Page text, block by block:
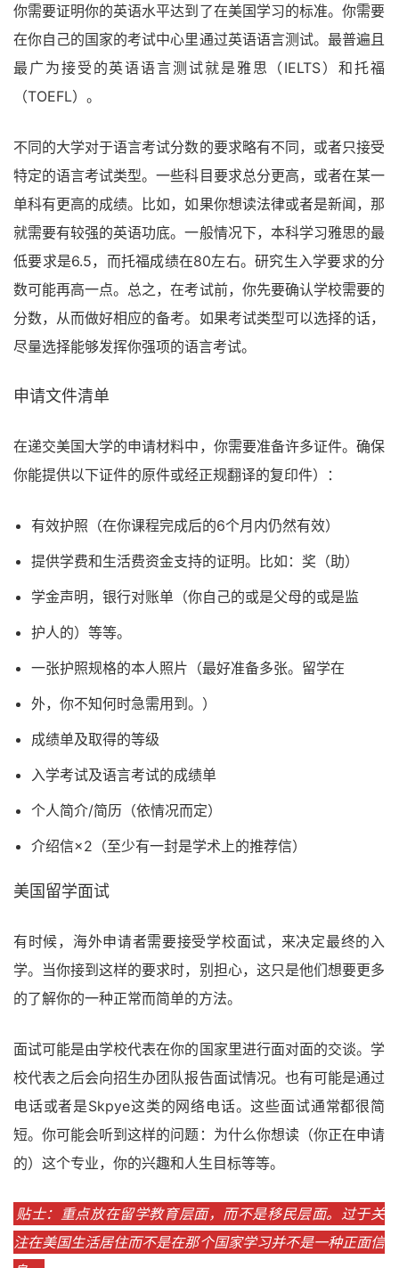
你需要证明你的英语水平达到了在美国学习的标准。你需要
在你自己的国家的考试中心里通过英语语言测试。最普遍且
最广为接受的英语语言测试就是雅思（IELTS）和托福
（TOEFL）。
不同的大学对于语言考试分数的要求略有不同，或者只接受
特定的语言考试类型。一些科目要求总分更高，或者在某一
单科有更高的成绩。比如，如果你想读法律或者是新闻，那
就需要有较强的英语功底。一般情况下，本科学习雅思的最
低要求是6.5，而托福成绩在80左右。研究生入学要求的分
数可能再高一点。总之，在考试前，你先要确认学校需要的
分数，从而做好相应的备考。如果考试类型可以选择的话，
尽量选择能够发挥你强项的语言考试。
申请文件清单
在递交美国大学的申请材料中，你需要准备许多证件。确保
你能提供以下证件的原件或经正规翻译的复印件）：
有效护照（在你课程完成后的6个月内仍然有效）
提供学费和生活费资金支持的证明。比如：奖（助）
学金声明，银行对账单（你自己的或是父母的或是监
护人的）等等。
一张护照规格的本人照片（最好准备多张。留学在
外，你不知何时急需用到。）
成绩单及取得的等级
入学考试及语言考试的成绩单
个人简介/简历（依情况而定）
介绍信×2（至少有一封是学术上的推荐信）
美国留学面试
有时候，海外申请者需要接受学校面试，来决定最终的入
学。当你接到这样的要求时，别担心，这只是他们想要更多
的了解你的一种正常而简单的方法。
面试可能是由学校代表在你的国家里进行面对面的交谈。学
校代表之后会向招生办团队报告面试情况。也有可能是通过
电话或者是Skpye这类的网络电话。这些面试通常都很简
短。你可能会听到这样的问题：为什么你想读（你正在申请
的）这个专业，你的兴趣和人生目标等等。
贴士：重点放在留学教育层面，而不是移民层面。过于关
注在美国生活居住而不是在那个国家学习并不是一种正面信